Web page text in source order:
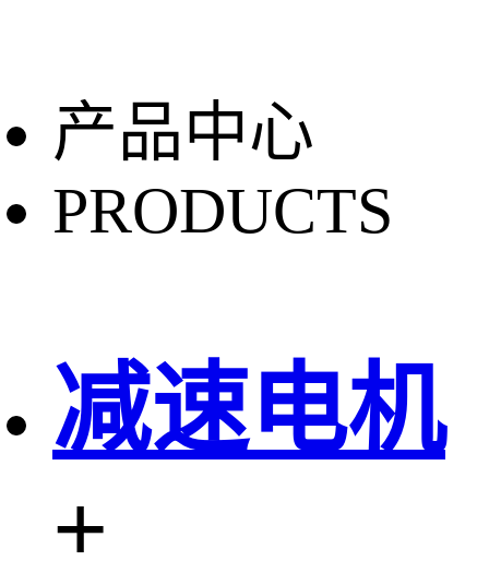
产品中心
PRODUCTS
减速电机
+